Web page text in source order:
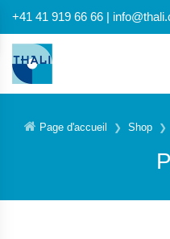
+41 41 919 66 66 |
Page d'accueil Shop